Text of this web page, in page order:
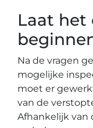
Laat
Na de vragen
mogelijke
moet er
van de
Afhankelijk van